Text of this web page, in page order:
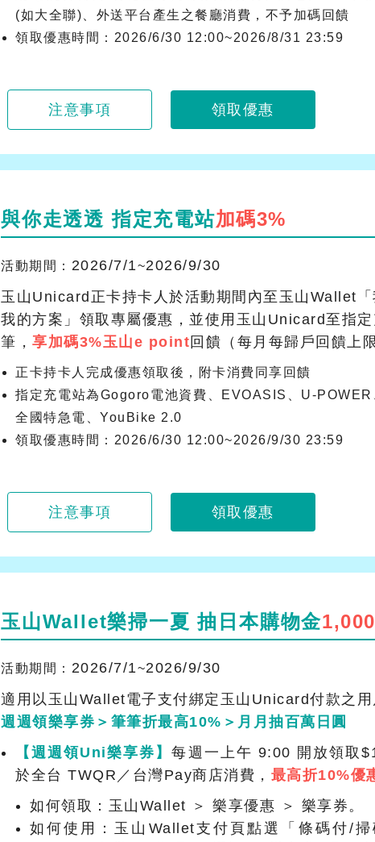
(如大全聯)、外送平台產生之餐廳消費，不予加碼回饋
領取優惠時間：2026/6/30 12:00~2026/8/31 23:59
注意事項 領取優惠
與你走透透 指定充電站加碼3%
活動期間： 2026/7/1~2026/9/30
玉山Unicard正卡持卡人於活動期間內至玉山Wallet
我的方案」領取專屬優惠，並使用玉山Unicard至指
筆， 享加碼3%玉山e point 回饋（每月每歸戶回饋上
正卡持卡人完成優惠領取後，附卡消費同享回饋
指定充電站為Gogoro電池資費、EVOASIS、U-POWER
全國特急電、YouBike 2.0
領取優惠時間：2026/6/30 12:00~2026/9/30 23:59
注意事項 領取優惠
玉山Wallet樂掃一夏 抽日本購物金
活動期間： 2026/7/1~2026/9/30
適用以玉山Wallet電子支付綁定玉山Unicard付款之用
週週領樂享券＞筆筆折最高10%＞月月抽百萬日圓
【週週領Uni樂享券】每週一上午 9:00 開放領取
於全台 TWQR／台灣Pay商店消費， 最高折10%優
如何領取：玉山Wallet ＞ 樂享優惠 ＞ 樂享券。
如何使用：玉山Wallet支付頁點選「條碼付/